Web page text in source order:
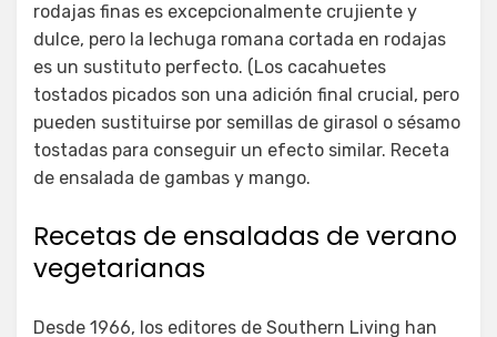
rodajas finas es excepcionalmente crujiente y
dulce, pero la lechuga romana cortada en rodajas
es un sustituto perfecto. (Los cacahuetes
tostados picados son una adición final crucial, pero
pueden sustituirse por semillas de girasol o sésamo
tostadas para conseguir un efecto similar. Receta
de ensalada de gambas y mango.
Recetas de ensaladas de verano
vegetarianas
Desde 1966, los editores de Southern Living han